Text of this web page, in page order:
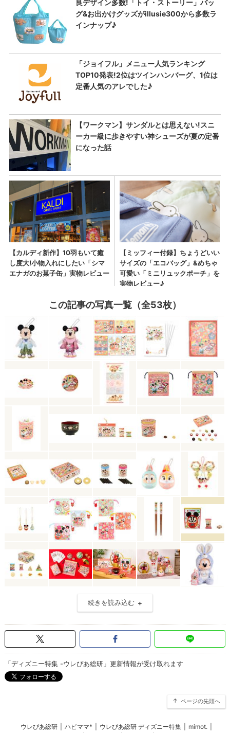
この記事の写真一覧（全53枚）
続きを読み込む
「ディズニー特集 -ウレぴあ総研」更新情報が受け取れます
ページの先頭へ
ウレぴあ総研 ハピママ* ウレぴあ総研 ディズニー特集 mimot.